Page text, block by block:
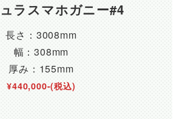
ラスマホガニー#4
長さ：3008mm
幅：308mm
厚み：155mm
¥440,000-(税込)